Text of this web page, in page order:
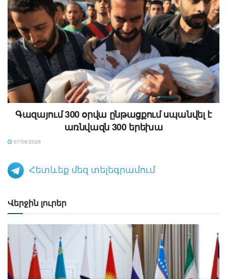
Գազայում 300 օրվա ընթացքում սպանվել է
առնվազն 300 երեխա
07/08/2026
Հետևեք մեզ տելեգրամում
Վերջին լուրեր